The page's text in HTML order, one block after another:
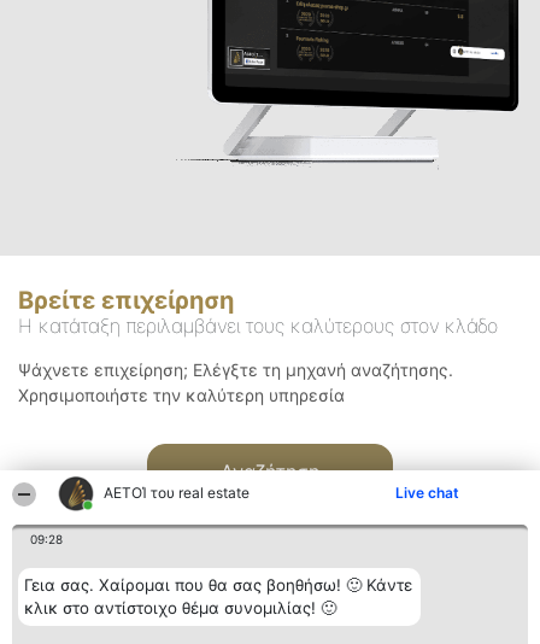
ΑΕΤΟΊ του real estate Live chat
09:28
Γεια σας. Χαίρομαι που θα σας βοηθήσω! 🙂 Κάντε
κλικ στο αντίστοιχο θέμα συνομιλίας! 🙂
Βρείτε επιχείρηση
Η κατάταξη περιλαμβάνει τους καλύτερους στον κλάδο
Ψάχνετε επιχείρηση; Ελέγξτε τη μηχανή αναζήτησης.
Χρησιμοποιήστε την καλύτερη υπηρεσία
Αναζήτηση